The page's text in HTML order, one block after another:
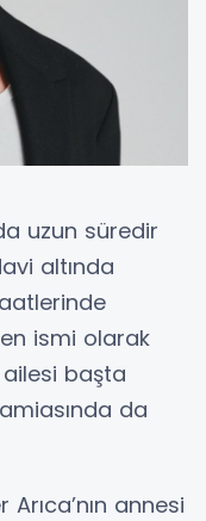
uzun süredir
altında
ismi olarak
ailesi başta
da
Arıca’nın annesi